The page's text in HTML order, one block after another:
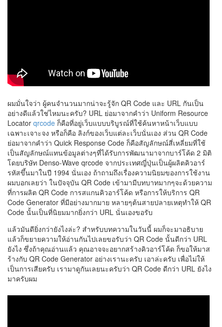
ผมมั่นใจว่า ผู้คนจำนวนมากน่าจะรู้จัก QR Code และ URL กันเป็น
อย่างดีแล้วใช่ไหมนะครับ? URL ย่อมาจากคำว่า Uniform Resource
Locator qrcode ก็คือที่อยู่เว็บแบบบริบูรณ์ที่ใช้ค้นหาหน้าเว็บแบบ
เฉพาะเจาะจง หรือก็คือ ลิงก์ของเว็บแต่ละเว็บนั่นเอง ส่วน QR Code
ย่อมาจากคำว่า Quick Response Code ก็คือสัญลักษณ์สี่เหลี่ยมที่ใช้
เป็นสัญลักษณ์แทนข้อมูลต่างๆที่ได้รับการพัฒนามาจากบาร์โค้ด 2 มิติ
โดยบริษัท Denso-Wave qrcode จากประเทศญี่ปุ่นเป็นผู้ผลิตคิวอาร์
รหัสขึ้นมาในปี 1994 นั่นเอง ถ้าถามถึงเรื่องความนิยมของการใช้งาน
ผมบอกเลยว่า ในปัจจุบัน QR Code เข้ามามีบทบาทมากๆจะด้วยความ
ที่การผลิต QR Code การสแกนคิวอาร์โค้ด หรือการให้บริการ QR
Code Generator ที่มีอย่างมากมาย หลายๆต้นสายปลายเหตุทำให้ QR
Code นั้นเป็นที่นิยมมากยิ่งกว่า URL นั่นเองขอรับ
แล้วมันดียิ่งกว่ายังไงล่ะ? สำหรับบทความในวันนี้ ผมก็จะมาอธิบาย
แล้วก็ขยายความให้อ่านกันไปเลยขอรับว่า QR Code นั้นดีกว่า URL
ยังไง ซึ่งถ้าคุณอ่านแล้ว คุณอาจจะอยากสร้างคิวอาร์โค้ด ก็ขอให้มาส
ร้างกับ QR Code Generator อย่างเรานะครับ เอาล่ะครับ เพื่อไม่ให้
เป็นการเสียครับ เรามาดูกันเลยนะครับว่า QR Code ดีกว่า URL ยังไง
มาครับผม